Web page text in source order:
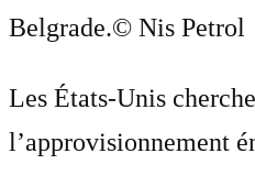
Belgrade.© Nis Petrol
Les États-Unis
l’approvisionnement